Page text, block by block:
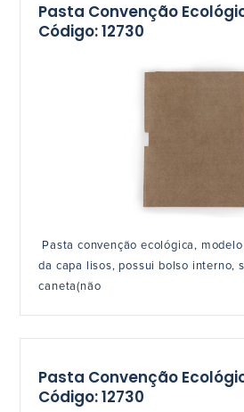
Pasta Convenção
Código: 12730
Pasta convenção ecológica,
da capa lisos, possui bolso interno,
caneta(não
Pasta Convenção
Código: 12730